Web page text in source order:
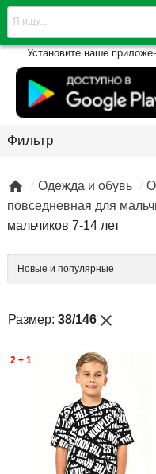
Установите наше
Фильтр
 Одежда и обувь
повседневная для
мальчиков 7-14 лет
Размер: 38/146 close
2 + 1